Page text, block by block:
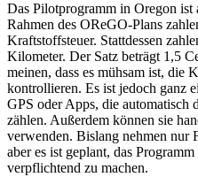
Das Pilotprogramm in Oregon ist
Rahmen des OReGO-Plans
Kraftstoffsteuer. Stattdessen
Kilometer. Der Satz beträgt 1,5
meinen, dass es mühsam ist, die
kontrollieren. Es ist jedoch ganz
GPS oder Apps, die automatisch
zählen. Außerdem können sie
verwenden. Bislang nehmen nur
aber es ist geplant, das
verpflichtend zu machen.